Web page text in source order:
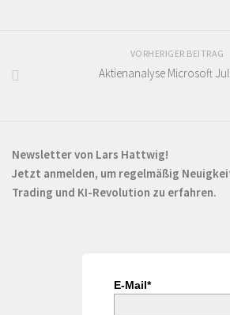
VORHERIGER BEITRAG
Aktienanalyse Microsoft
Newsletter von Lars Hattwig!
Jetzt anmelden, um regelmäßig
Trading und KI-Revolution zu erfahren.
E-Mail*